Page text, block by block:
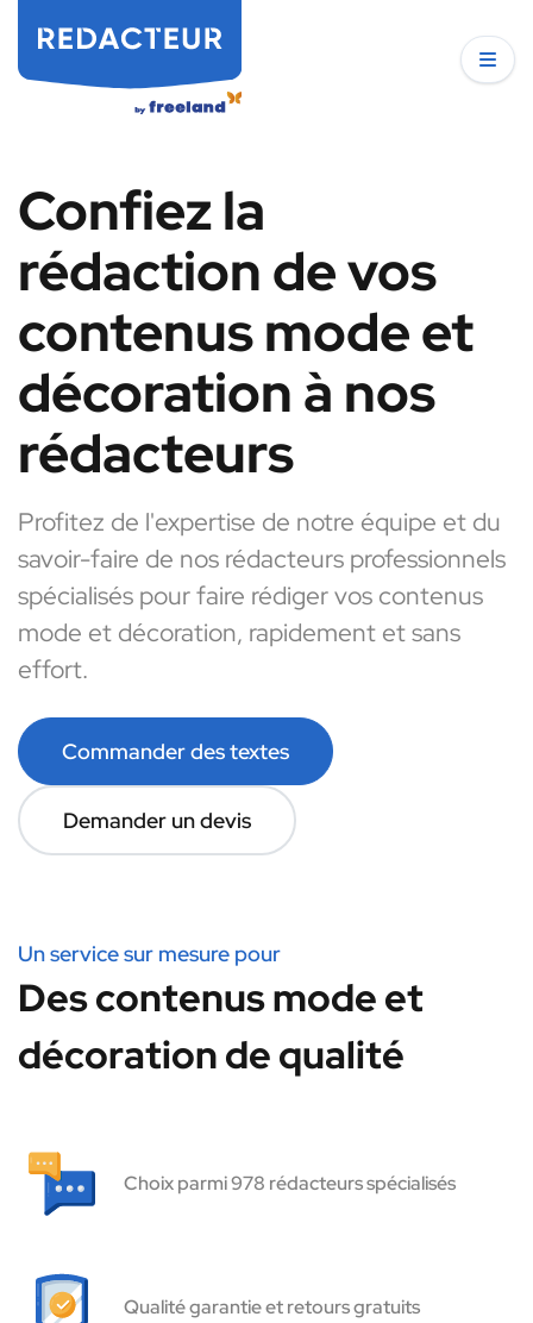
Confiez la
rédaction de vos
contenus mode et
décoration à nos
rédacteurs
Profitez de l'expertise de notre équipe et du
savoir-faire de nos rédacteurs professionnels
spécialisés pour faire rédiger vos contenus
mode et décoration, rapidement et sans
effort.
Commander des textes
Demander un devis
Un service sur mesure pour
Des contenus mode et
décoration de qualité
Choix parmi 978 rédacteurs spécialisés
Qualité garantie et retours gratuits